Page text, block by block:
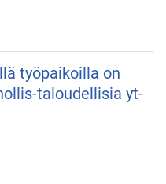
työpaikoilla on
taloudellisia yt-